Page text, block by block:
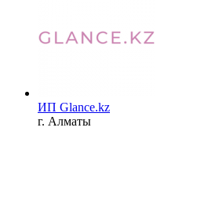
ИП Glance.kz
г. Алматы